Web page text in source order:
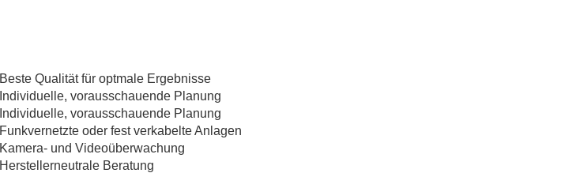
Beste Qualität für optmale Ergebnisse
Individuelle, vorausschauende Planung
Individuelle, vorausschauende Planung
Funkvernetzte oder fest verkabelte Anlagen
Kamera- und Videoüberwachung
Herstellerneutrale Beratung